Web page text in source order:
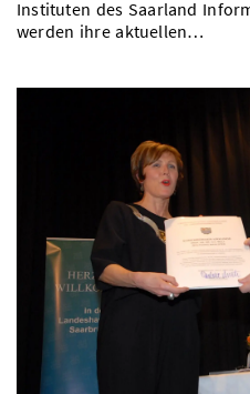
Instituten des Saarland
werden ihre aktuellen…